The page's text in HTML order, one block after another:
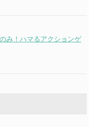
み！ハマるアクションゲ